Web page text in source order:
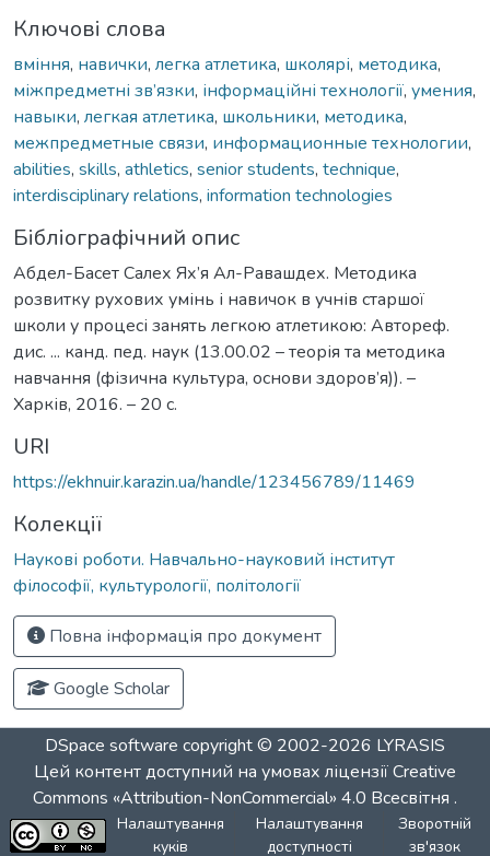
Ключові слова
вміння, навички, легка атлетика, школярі, методика,
міжпредметні зв’язки, інформаційні технології, умения,
навыки, легкая атлетика, школьники, методика,
межпредметные связи, информационные технологии,
abilities, skills, athletics, senior students, technique,
interdisciplinary relations, information technologies
Бібліографічний опис
Абдел-Басет Салех Ях’я Ал-Равашдех. Методика
розвитку рухових умінь і навичок в учнів старшої
школи у процесі занять легкою атлетикою: Автореф.
дис. ... канд. пед. наук (13.00.02 – теорія та методика
навчання (фізична культура, основи здоров’я)). –
Харків, 2016. – 20 с.
URI
https://ekhnuir.karazin.ua/handle/123456789/11469
Колекції
Наукові роботи. Навчально-науковий інститут
філософії, культурології, політології
Повна інформація про документ
Google Scholar
DSpace software copyright © 2002-2026 LYRASIS
Цей контент доступний на умовах ліцензіїCreative
Commons «Attribution-NonCommercial» 4.0 Всесвітня .
Налаштування
куків
Налаштування
доступності
Зворотній
зв'язок